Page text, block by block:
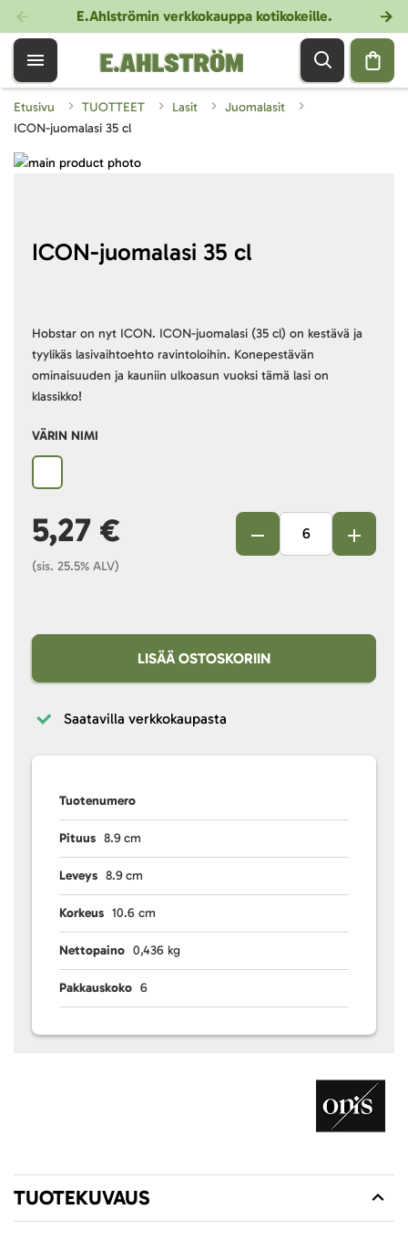
E.Ahlströmin verkkokauppa kotikokeille.
Etusivu TUOTTEET Lasit
Juomalasit
ICON-juomalasi 35 cl
ICON-juomalasi 35 cl
Hobstar on nyt ICON. ICON-juomalasi (35 cl) on kestävä ja
tyylikäs lasivaihtoehto ravintoloihin. Konepestävän
ominaisuuden ja kauniin ulkoasun vuoksi tämä lasi on
klassikko!
VÄRIN NIMI
5,27 €
(sis. 25.5% ALV)
LISÄÄ OSTOSKORIIN
Saatavilla verkkokaupasta
Tuotenumero
Pituus 8.9 cm
Leveys 8.9 cm
Korkeus 10.6 cm
Nettopaino 0,436 kg
Pakkauskoko 6
Skip
beginning
gallery
TUOTEKUVAUS